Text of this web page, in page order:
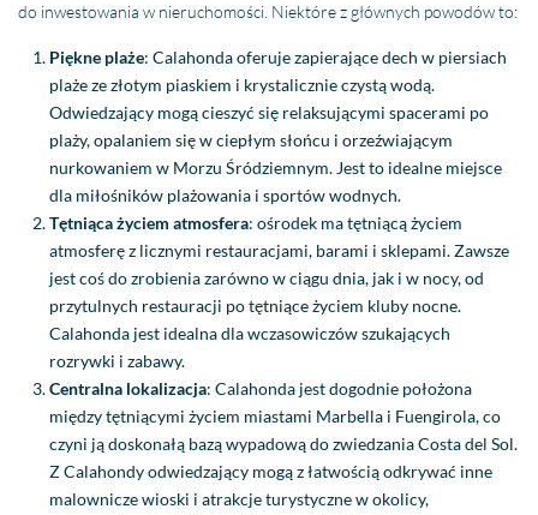
do inwestowania w nieruchomości. Niektóre z głównych powodów to:
Piękne plaże: Calahonda oferuje zapierające dech w piersiach
plaże ze złotym piaskiem i krystalicznie czystą wodą.
Odwiedzający mogą cieszyć się relaksującymi spacerami po
plaży, opalaniem się w ciepłym słońcu i orzeźwiającym
nurkowaniem w Morzu Śródziemnym. Jest to idealne miejsce
dla miłośników plażowania i sportów wodnych.
Tętniąca życiem atmosfera: ośrodek ma tętniącą życiem
atmosferę z licznymi restauracjami, barami i sklepami. Zawsze
jest coś do zrobienia zarówno w ciągu dnia, jak i w nocy, od
przytulnych restauracji po tętniące życiem kluby nocne.
Calahonda jest idealna dla wczasowiczów szukających
rozrywki i zabawy.
Centralna lokalizacja: Calahonda jest dogodnie położona
między tętniącymi życiem miastami Marbella i Fuengirola, co
czyni ją doskonałą bazą wypadową do zwiedzania Costa del Sol.
Z Calahondy odwiedzający mogą z łatwością odkrywać inne
malownicze wioski i atrakcje turystyczne w okolicy,